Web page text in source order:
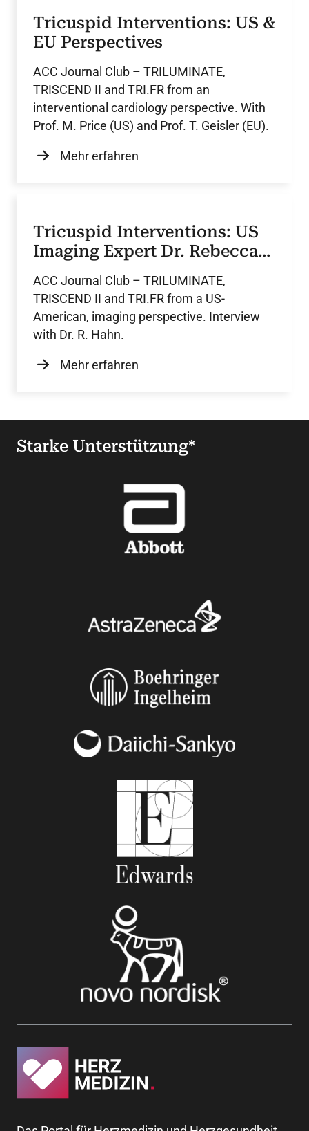
Tricuspid Interventions: US &
EU Perspectives
ACC Journal Club – TRILUMINATE,
TRISCEND II and TRI.FR from an
interventional cardiology perspective. With
Prof. M. Price (US) and Prof. T. Geisler (EU).
Mehr erfahren
Tricuspid Interventions: US
Imaging Expert Dr. Rebecca
ACC Journal Club – TRILUMINATE,
TRISCEND II and TRI.FR from a US-
American, imaging perspective. Interview
with Dr. R. Hahn.
Mehr erfahren
Starke Unterstützung*